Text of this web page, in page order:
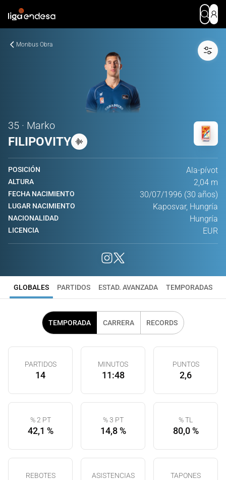
Monbus Obra
35 · Marko
FILIPOVITY
POSICIÓN Ala-pívot
ALTURA 2,04 m
FECHA NACIMIENTO 30/07/1996 (30 años)
LUGAR NACIMIENTO Kaposvar, Hungría
NACIONALIDAD Hungría
LICENCIA EUR
GLOBALES PARTIDOS ESTAD. AVANZADA TEMPORADAS
TEMPORADA CARRERA RECORDS
PARTIDOS
14
MINUTOS
11:48
PUNTOS
2,6
% 2 PT
42,1 %
% 3 PT
14,8 %
% TL
80,0 %
REBOTES ASISTENCIAS TAPONES